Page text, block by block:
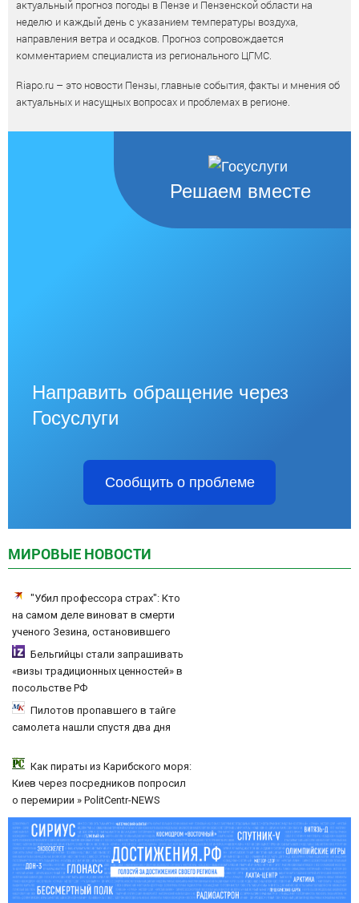
актуальный прогноз погоды в Пензе и Пензенской области на
неделю и каждый день с указанием температуры воздуха,
направления ветра и осадков. Прогноз сопровождается
комментарием специалиста из регионального ЦГМС.
Riapo.ru – это новости Пензы, главные события, факты и мнения об
актуальных и насущных вопросах и проблемах в регионе.
Решаем вместе
Направить обращение через
Госуслуги
Сообщить о проблеме
МИРОВЫЕ НОВОСТИ
"Убил профессора страх": Кто
на самом деле виноват в смерти
ученого Зезина, остановившего
мальчишек на поле с горохом
Бельгийцы стали запрашивать
«визы традиционных ценностей» в
посольстве РФ
Пилотов пропавшего в тайге
самолета нашли спустя два дня
Как пираты из Карибского моря:
Киев через посредников попросил
о перемирии » PolitCentr-NEWS